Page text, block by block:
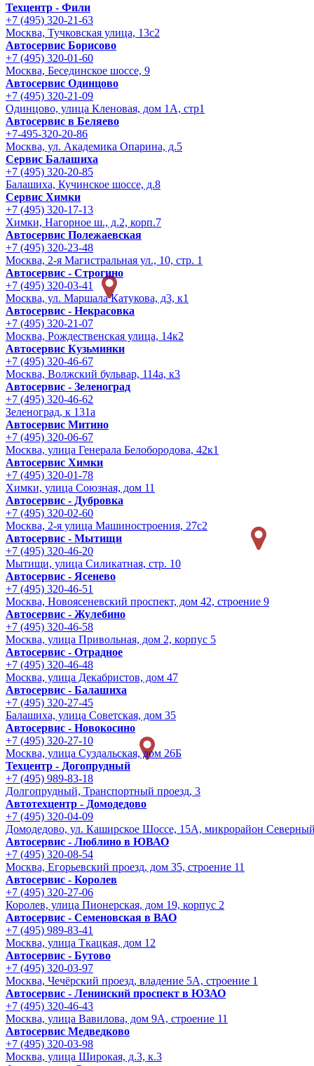
Техцентр - Фили
+7 (495) 320-21-63
Москва, Тучковская улица, 13с2
Автосервис Борисово
+7 (495) 320-01-60
Москва, Бесединское шоссе, 9
Автосервис Одинцово
+7 (495) 320-21-09
Одинцово, улица Кленовая, дом 1А, стр1
Автосервис в Беляево
+7-495-320-20-86
Москва, ул. Академика Опарина, д.5
Сервис Балашиха
+7 (495) 320-20-85
Балашиха, Кучинское шоссе, д.8
Сервис Химки
+7 (495) 320-17-13
Химки, Нагорное ш., д.2, корп.7
Автосервис Полежаевская
+7 (495) 320-23-48
Москва, 2-я Магистральная ул., 10, стр. 1
Автосервис - Строгино
+7 (495) 320-03-41
Москва, ул. Маршала Катукова, д3, к1
Автосервис - Некрасовка
+7 (495) 320-21-07
Москва, Рождественская улица, 14к2
Автосервис Кузьминки
+7 (495) 320-46-67
Москва, Волжский бульвар, 114а, к3
Автосервис - Зеленоград
+7 (495) 320-46-62
Зеленоград, к 131а
Автосервис Митино
+7 (495) 320-06-67
Москва, улица Генерала Белобородова, 42к1
Автосервис Химки
+7 (495) 320-01-78
Химки, улица Союзная, дом 11
Автосервис - Дубровка
+7 (495) 320-02-60
Москва, 2-я улица Машиностроения, 27с2
Автосервис - Мытищи
+7 (495) 320-46-20
Мытищи, улица Силикатная, стр. 10
Автосервис - Ясенево
+7 (495) 320-46-51
Москва, Новоясеневский проспект, дом 42, строение 9
Автосервис - Жулебино
+7 (495) 320-46-58
Москва, улица Привольная, дом 2, корпус 5
Автосервис - Отрадное
+7 (495) 320-46-48
Москва, улица Декабристов, дом 47
Автосервис - Балашиха
+7 (495) 320-27-45
Балашиха, улица Советская, дом 35
Автосервис - Новокосино
+7 (495) 320-27-10
Москва, улица Суздальская, дом 26Б
Техцентр - Догопрудный
+7 (495) 989-83-18
Долгопрудный, Транспортный проезд, 3
Автотехцентр - Домодедово
+7 (495) 320-04-09
Домодедово, ул. Каширское Шоссе, 15А, микрорайон
Автосервис - Люблино в ЮВАО
+7 (495) 320-08-54
Москва, Егорьевский проезд, дом 35, строение 11
Автосервис - Королев
+7 (495) 320-27-06
Королев, улица Пионерская, дом 19, корпус 2
Автосервис - Семеновская в ВАО
+7 (495) 989-83-41
Москва, улица Ткацкая, дом 12
Автосервис - Бутово
+7 (495) 320-03-97
Москва, Чечёрский проезд, владение 5А, строение 1
Автосервис - Ленинский проспект в ЮЗАО
+7 (495) 320-46-43
Москва, улица Вавилова, дом 9A, строение 11
Автосервис Медведково
+7 (495) 320-03-98
Москва, улица Широкая, д.3, к.3